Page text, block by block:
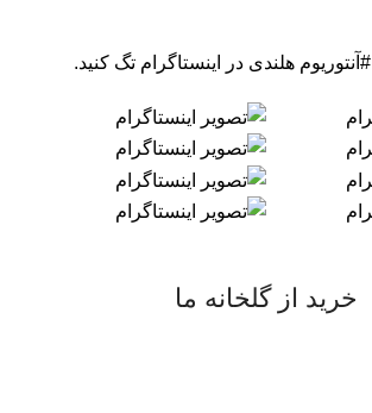
#آنتوریوم هلندی در اینستاگرام تگ کنید.
خرید از گلخانه ما